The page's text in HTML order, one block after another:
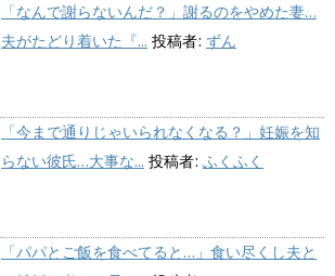
「なんで謝らないんだ？」謝るのをやめた妻…
夫がたどり着いた『... 投稿者: ずん
「今まで通りじゃいられなくなる？」妊娠を知
らない彼氏…大事な... 投稿者: ふくふく
「パパとご飯を食べてると…」食い尽くし夫と